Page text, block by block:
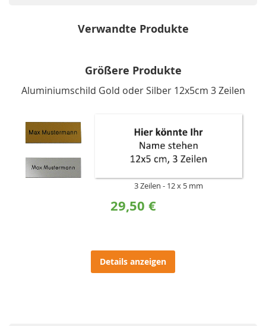
Verwandte Produkte
Größere Produkte
Aluminiumschild Gold oder Silber 12x5cm 3 Zeilen
3 Zeilen 12 x 5 mm
29,50 €
Details anzeigen